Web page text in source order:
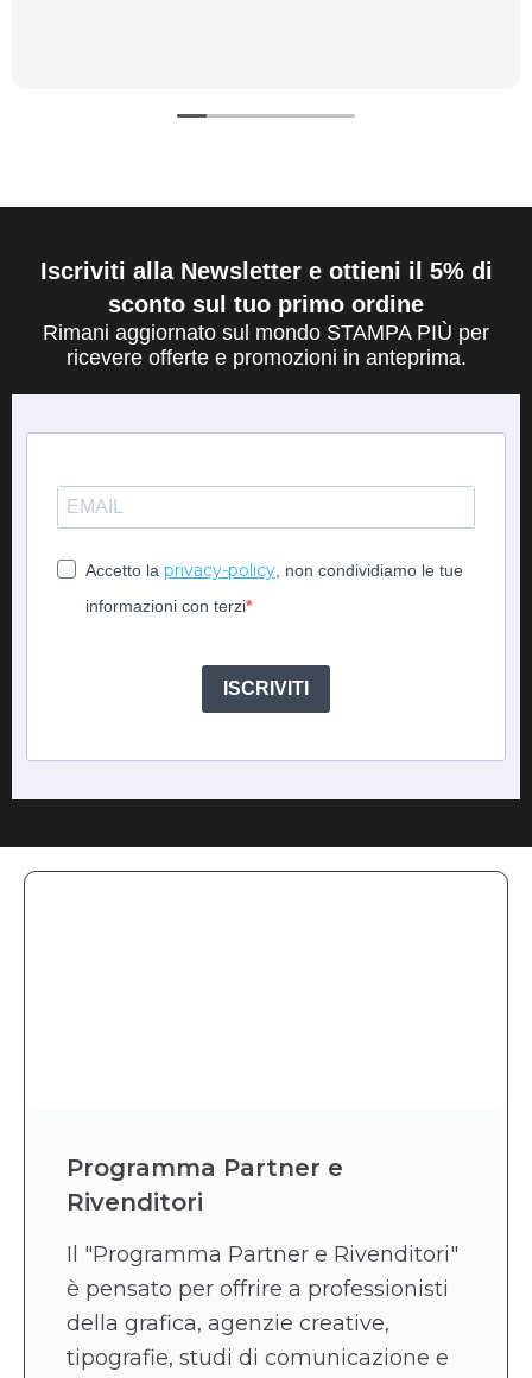
Iscriviti alla Newsletter e ottieni il 5% di
sconto sul tuo primo ordine
Rimani aggiornato sul mondo STAMPA PIÙ per
ricevere offerte e promozioni in anteprima.
Accetto la privacy-policy , non condividiamo le tue
informazioni con terzi
ISCRIVITI
Programma Partner e
Rivenditori
Il "Programma Partner e Rivenditori"
è pensato per offrire a professionisti
della grafica, agenzie creative,
tipografie, studi di comunicazione e